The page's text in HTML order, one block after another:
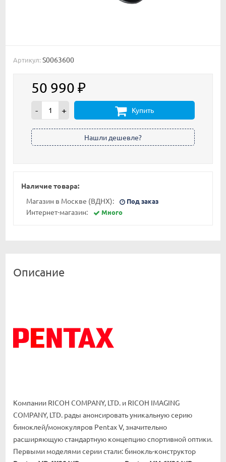
Артикул: S0063600
50 990 ₽
- + Купить
Наличие товара:
Магазин в Москве (ВДНХ):
Под заказ
Интернет-магазин: Много
Описание
Компании RICOH COMPANY, LTD. и RICOH IMAGING
COMPANY, LTD. рады анонсировать уникальную серию
биноклей/монокуляров Pentax V, значительно
расширяющую стандартную концепцию спортивной оптики.
Первыми моделями серии стали: бинокль-конструктор